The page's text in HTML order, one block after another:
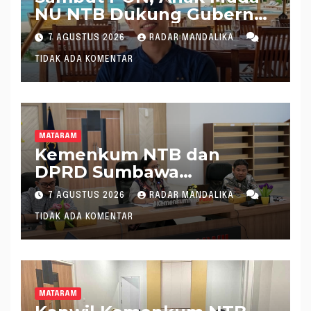
NU NTB Dukung Gubernur
Pimpin KONI NTB
7 AGUSTUS 2026 RADAR MANDALIKA
TIDAK ADA KOMENTAR
MATARAM
Kemenkum NTB dan
DPRD Sumbawa
Mantapkan Rencana
Pembentukan 8 Raperda
Inisiatif
7 AGUSTUS 2026 RADAR MANDALIKA
TIDAK ADA KOMENTAR
MATARAM